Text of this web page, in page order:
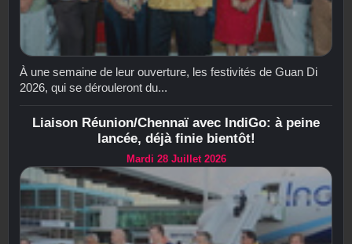
À une semaine de leur ouverture, les festivités de Guan Di
2026, qui se dérouleront du...
Liaison Réunion/Chennaï avec IndiGo: à peine
lancée, déjà finie bientôt!
Mardi 28 Juillet 2026